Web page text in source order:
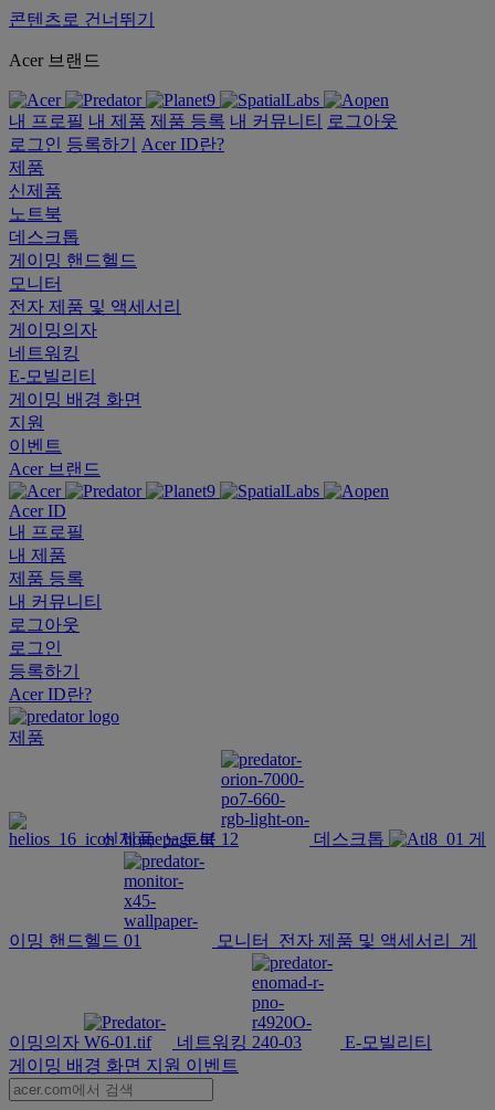
콘텐츠로 건너뛰기
Acer 브랜드
내 프로필 내 제품 제품 등록 내 커뮤니티
로그아웃
로그인
등록하기
Acer ID란?
제품
신제품
노트북
데스크톱
게이밍 핸드헬드
모니터
전자 제품 및 액세서리
게이밍의자
네트워킹
E-모빌리티
게이밍 배경 화면
지원
이벤트
Acer 브랜드
Acer ID
내 프로필
내 제품
제품 등록
내 커뮤니티
로그아웃
로그인
등록하기
Acer ID란?
제품
신제품 노트북 데스크톱 게
이밍 핸드헬드 모니터 전자 제품 및 액세서리 게
이밍의자 네트워킹
E-모빌리티
게이밍 배경 화면 지원 이벤트